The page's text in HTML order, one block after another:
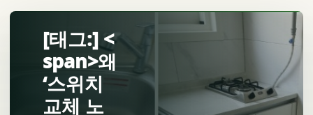
[태그:] <
span>왜
‘스위치
교체 노